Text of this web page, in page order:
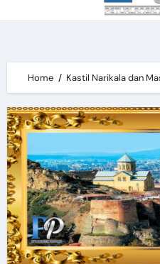
Home Kastil Narikala dan